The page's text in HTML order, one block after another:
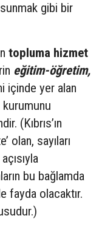
sunmak gibi bir
topluma hizmet
eğitim-öğretim,
içinde yer alan
(Kıbrıs’ın
olan, sayıları
bu bağlamda
fayda olacaktır.